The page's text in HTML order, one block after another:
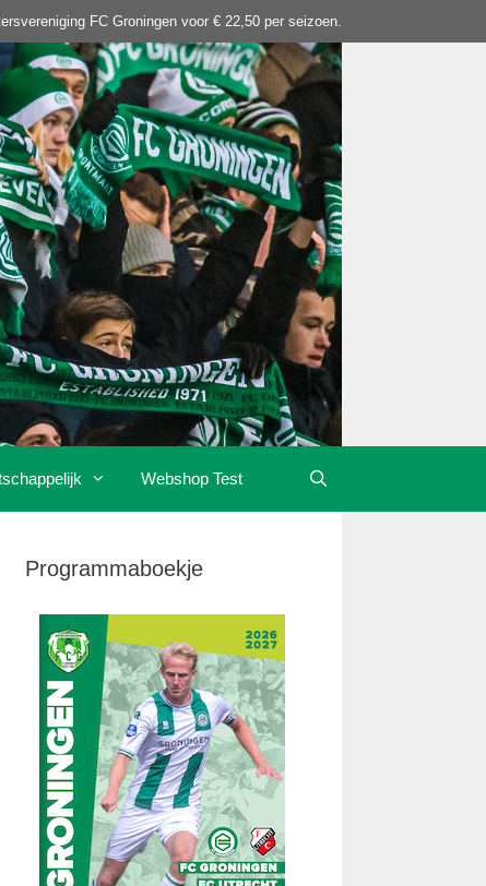
FC Groningen voor € 22,50 per seizoen.
Webshop Test
Programmaboekje